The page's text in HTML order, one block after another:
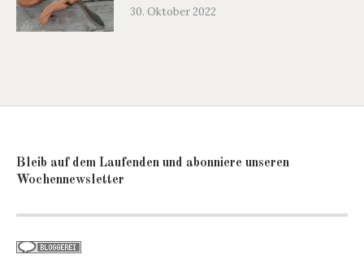
30. Oktober 2022
Bleib auf dem Laufenden und abonniere unseren
Wochennewsletter